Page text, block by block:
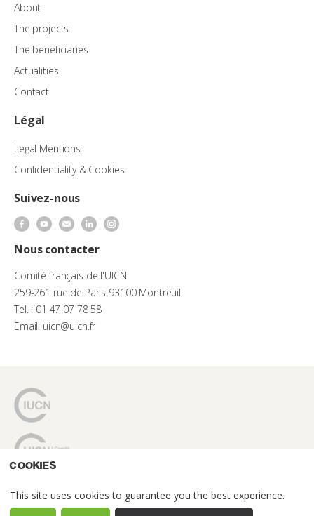
Cookies
This site uses cookies to guarantee you the best experience.
About
The projects
The beneficiaries
Actualities
Contact
Légal
Legal Mentions
Confidentiality & Cookies
Suivez-nous
Nous contacter
Comité français de l'UICN
259-261 rue de Paris 93100 Montreuil
Tel. : 01 47 07 78 58
Email: uicn@uicn.fr